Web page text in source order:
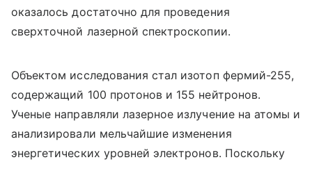
оказалось достаточно для проведения
сверхточной лазерной спектроскопии.
Объектом исследования стал изотоп фермий-255,
содержащий 100 протонов и 155 нейтронов.
Ученые направляли лазерное излучение на атомы и
анализировали мельчайшие изменения
энергетических уровней электронов. Поскольку